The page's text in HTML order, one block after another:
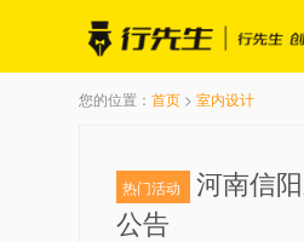
您的位置： 首页 > 室内设计
热门活动
河南信
公告